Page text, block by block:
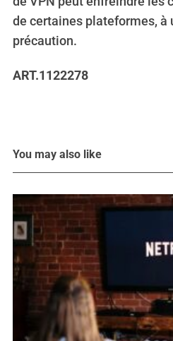
de certaines plateformes, à
précaution.
ART.1122278
You may also like